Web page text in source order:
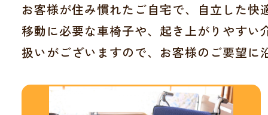
お客様が住み慣れたご自宅で、自立した
移動に必要な車椅子や、起き上がりやす
扱いがございますので、お客様のご要望に